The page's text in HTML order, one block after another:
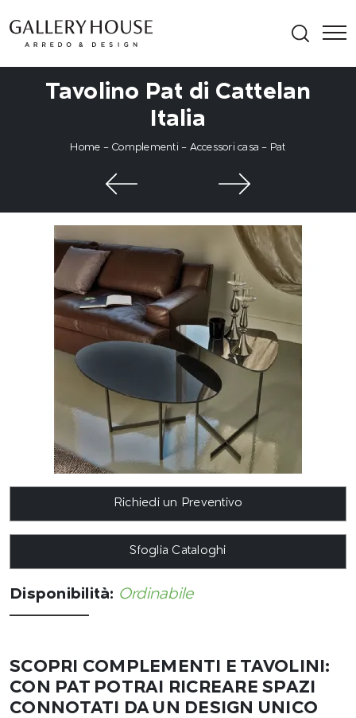
Tavolino Pat di Cattelan
Italia
Home - Complementi - Accessori casa - Pat
Richiedi un Preventivo
Sfoglia Cataloghi
Disponibilità: Ordinabile
SCOPRI COMPLEMENTI E TAVOLINI:
CON PAT POTRAI RICREARE SPAZI
CONNOTATI DA UN DESIGN UNICO